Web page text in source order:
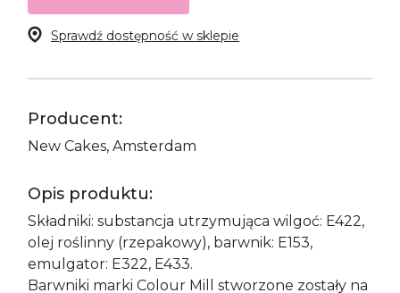
Sprawdź dostępność w sklepie
Producent:
New Cakes, Amsterdam
Opis produktu:
Składniki: substancja utrzymująca wilgoć: E422,
olej roślinny (rzepakowy), barwnik: E153,
emulgator: E322, E433.
Barwniki marki Colour Mill stworzone zostały na